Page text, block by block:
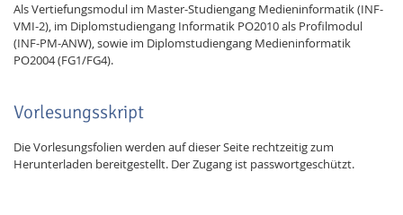
Als Vertiefungsmodul im Master-Studiengang Medieninformatik (INF-
VMI-2), im Diplomstudiengang Informatik PO2010 als Profilmodul
(INF-PM-ANW), sowie im Diplomstudiengang Medieninformatik
PO2004 (FG1/FG4).
Vorlesungsskript
Die Vorlesungsfolien werden auf dieser Seite rechtzeitig zum
Herunterladen bereitgestellt. Der Zugang ist passwortgeschützt.